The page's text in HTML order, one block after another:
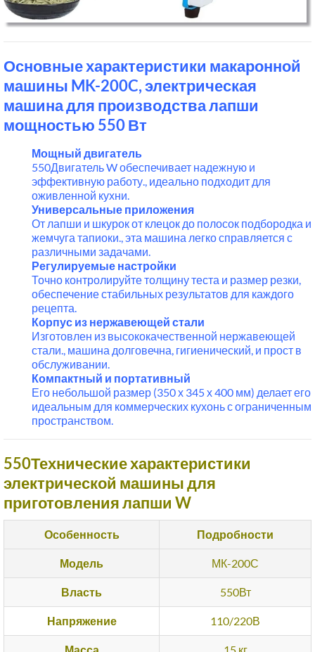
Основные характеристики макаронной
машины MK-200C, электрическая
машина для производства лапши
мощностью 550 Вт
Мощный двигатель
550Двигатель W обеспечивает надежную и
эффективную работу., идеально подходит для
оживленной кухни.
Универсальные приложения
От лапши и шкурок от клецок до полосок подбородка и
жемчуга тапиоки., эта машина легко справляется с
различными задачами.
Регулируемые настройки
Точно контролируйте толщину теста и размер резки,
обеспечение стабильных результатов для каждого
рецепта.
Корпус из нержавеющей стали
Изготовлен из высококачественной нержавеющей
стали., машина долговечна, гигиенический, и прост в
обслуживании.
Компактный и портативный
Его небольшой размер (350 х 345 х 400 мм) делает его
идеальным для коммерческих кухонь с ограниченным
пространством.
550Технические характеристики
электрической машины для
приготовления лапши W
Особенность Подробности
Модель МК-200С
Власть 550Вт
Напряжение 110/220В